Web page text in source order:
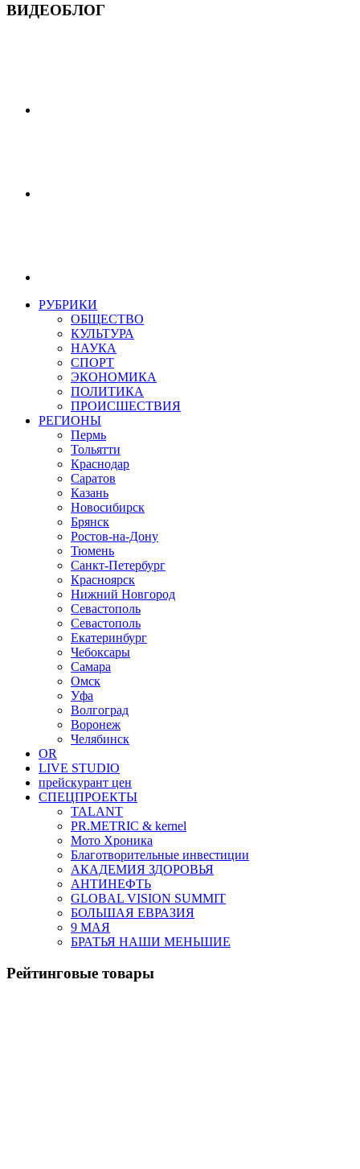
ВИДЕОБЛОГ
РУБРИКИ
ОБЩЕСТВО
КУЛЬТУРА
НАУКА
СПОРТ
ЭКОНОМИКА
ПОЛИТИКА
ПРОИСШЕСТВИЯ
РЕГИОНЫ
Пермь
Тольятти
Краснодар
Саратов
Казань
Новосибирск
Брянск
Ростов-на-Дону
Тюмень
Санкт-Петербург
Красноярск
Нижний Новгород
Севастополь
Севастополь
Екатеринбург
Чебоксары
Самара
Омск
Уфа
Волгоград
Воронеж
Челябинск
OR
LIVE STUDIO
прейскурант цен
СПЕЦПРОЕКТЫ
TALANT
PR.METRIC & kernel
Мото Хроника
Благотворительные инвестиции
АКАДЕМИЯ ЗДОРОВЬЯ
АНТИНЕФТЬ
GLOBAL VISION SUMMIT
БОЛЬШАЯ ЕВРАЗИЯ
9 МАЯ
БРАТЬЯ НАШИ МЕНЬШИЕ
Рейтинговые товары